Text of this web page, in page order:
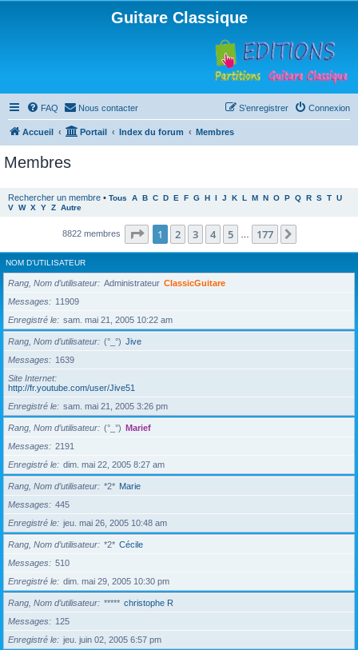
Guitare Classique
FAQ Nous contacter Connexion
S’enregistrer
Accueil Portail Index du forum Membres
Membres
Rechercher un membre • Tous A B C D E F G H I J K L M N O P Q R S T U
V W X Y Z Autre
8822 membres Page 1sur177
1 2 3 4 5 177
NOM D’UTILISATEUR
Rang, Nom d’utilisateur Administrateur ClassicGuitare
Messages
11909
Enregistré le
sam. mai 21, 2005 10:22 am
Rang, Nom d’utilisateur (°_°) Jive
Messages
1639
Site Internet
http://fr.youtube.com/user/Jive51
Enregistré le
sam. mai 21, 2005 3:26 pm
Rang, Nom d’utilisateur (°_°) Marief
Messages
2191
Enregistré le
dim. mai 22, 2005 8:27 am
Rang, Nom d’utilisateur *2* Marie
Messages
445
Enregistré le
jeu. mai 26, 2005 10:48 am
Rang, Nom d’utilisateur *2* Cécile
Messages
510
Enregistré le
dim. mai 29, 2005 10:30 pm
Rang, Nom d’utilisateur ***** christophe R
Messages
125
Enregistré le
jeu. juin 02, 2005 6:57 pm